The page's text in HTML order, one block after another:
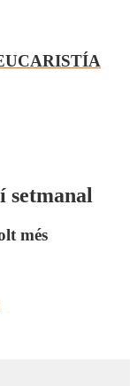
setmanal
més